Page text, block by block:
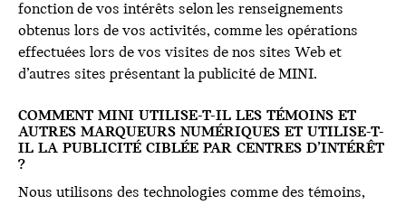
fonction de vos intérêts selon les renseignements
obtenus lors de vos activités, comme les opérations
effectuées lors de vos visites de nos sites Web et
d’autres sites présentant la publicité de MINI.
COMMENT MINI UTILISE-T-IL LES TÉMOINS ET
AUTRES MARQUEURS NUMÉRIQUES ET UTILISE-T-
IL LA PUBLICITÉ CIBLÉE PAR CENTRES D’INTÉRÊT
?
Nous utilisons des technologies comme des témoins,